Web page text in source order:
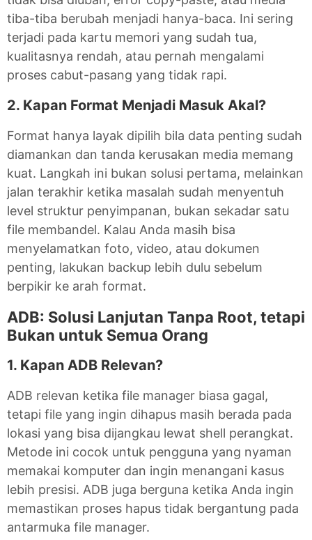
tiba-tiba berubah menjadi hanya-baca. Ini sering
terjadi pada kartu memori yang sudah tua,
kualitasnya rendah, atau pernah mengalami
proses cabut-pasang yang tidak rapi.
2. Kapan Format Menjadi Masuk Akal?
Format hanya layak dipilih bila data penting sudah
diamankan dan tanda kerusakan media memang
kuat. Langkah ini bukan solusi pertama, melainkan
jalan terakhir ketika masalah sudah menyentuh
level struktur penyimpanan, bukan sekadar satu
file membandel. Kalau Anda masih bisa
menyelamatkan foto, video, atau dokumen
penting, lakukan backup lebih dulu sebelum
berpikir ke arah format.
ADB: Solusi Lanjutan Tanpa Root, tetapi
Bukan untuk Semua Orang
1. Kapan ADB Relevan?
ADB relevan ketika file manager biasa gagal,
tetapi file yang ingin dihapus masih berada pada
lokasi yang bisa dijangkau lewat shell perangkat.
Metode ini cocok untuk pengguna yang nyaman
memakai komputer dan ingin menangani kasus
lebih presisi. ADB juga berguna ketika Anda ingin
memastikan proses hapus tidak bergantung pada
antarmuka file manager.